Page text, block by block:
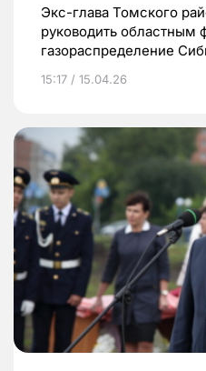
Экс-глава Томского
руководить областным
газораспределение
15:17 / 15.04.26